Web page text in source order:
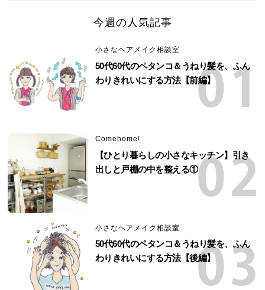
今週の人気記事
小さなヘアメイク相談室
50代60代のペタンコ＆うねり髪を、ふん
わりきれいにする方法【前編】
Comehome!
【ひとり暮らしの小さなキッチン】引き
出しと戸棚の中を整える①
小さなヘアメイク相談室
50代60代のペタンコ＆うねり髪を、ふん
わりきれいにする方法【後編】